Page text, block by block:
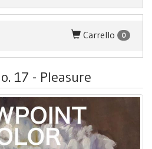
Carrello 0
17 - Pleasure